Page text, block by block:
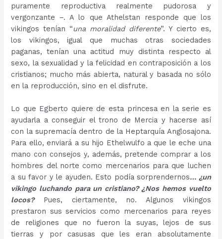
puramente reproductiva realmente pudorosa y
vergonzante –. A lo que Athelstan responde que los
vikingos tenían “una moralidad diferente”. Y cierto es,
los vikingos, igual que muchas otras sociedades
paganas, tenían una actitud muy distinta respecto al
sexo, la sexualidad y la felicidad en contraposición a los
cristianos; mucho más abierta, natural y basada no sólo
en la reproducción, sino en el disfrute.
Lo que Egberto quiere de esta princesa en la serie es
ayudarla a conseguir el trono de Mercia y hacerse así
con la supremacía dentro de la Heptarquía Anglosajona.
Para ello, enviará a su hijo Ethelwulfo a que le eche una
mano con consejos y, además, pretende comprar a los
hombres del norte como mercenarios para que luchen
a su favor y le ayuden. Esto podía sorprendernos… ¿un
vikingo luchando para un cristiano? ¿Nos hemos vuelto
locos?Pues, ciertamente, no. Algunos vikingos
prestaron sus servicios como mercenarios para reyes
de religiones que no fueron la suyas, lejos de sus
tierras y por casusas que les eran absolutamente